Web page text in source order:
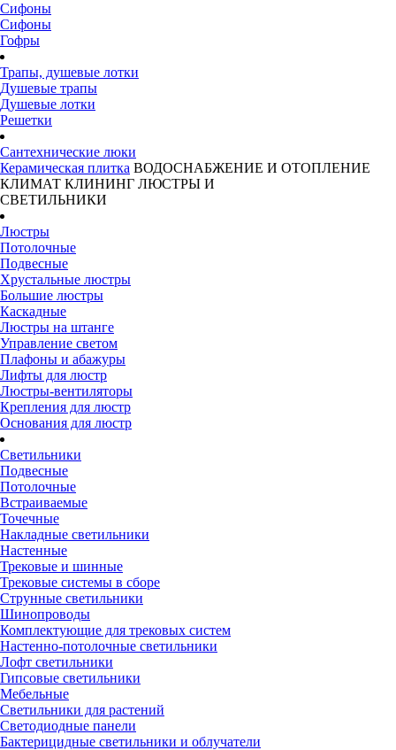
Сифоны
Сифоны
Гофры
Трапы, душевые лотки
Душевые трапы
Душевые лотки
Решетки
Сантехнические люки
Керамическая плитка ВОДОСНАБЖЕНИЕ И ОТОПЛЕНИЕ
КЛИМАТ КЛИНИНГ ЛЮСТРЫ И
СВЕТИЛЬНИКИ
Люстры
Потолочные
Подвесные
Хрустальные люстры
Большие люстры
Каскадные
Люстры на штанге
Управление светом
Плафоны и абажуры
Лифты для люстр
Люстры-вентиляторы
Крепления для люстр
Основания для люстр
Светильники
Подвесные
Потолочные
Встраиваемые
Точечные
Накладные светильники
Настенные
Трековые и шинные
Трековые системы в сборе
Струнные светильники
Шинопроводы
Комплектующие для трековых систем
Настенно-потолочные светильники
Лофт светильники
Гипсовые светильники
Мебельные
Светильники для растений
Светодиодные панели
Бактерицидные светильники и облучатели